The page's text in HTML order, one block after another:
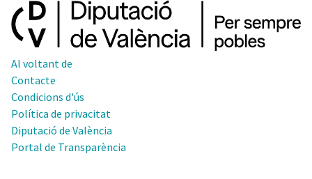
Al voltant de
Contacte
Condicions d'ús
Política de privacitat
Diputació de València
Portal de Transparència